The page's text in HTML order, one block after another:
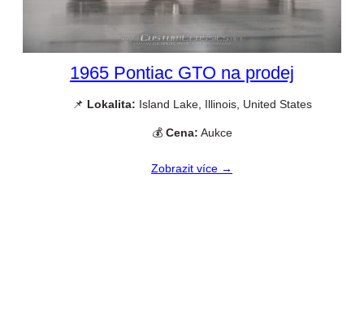
1965 Pontiac GTO na prodej
📌 Lokalita: Island Lake, Illinois, United States
💰 Cena: Aukce
Zobrazit více →